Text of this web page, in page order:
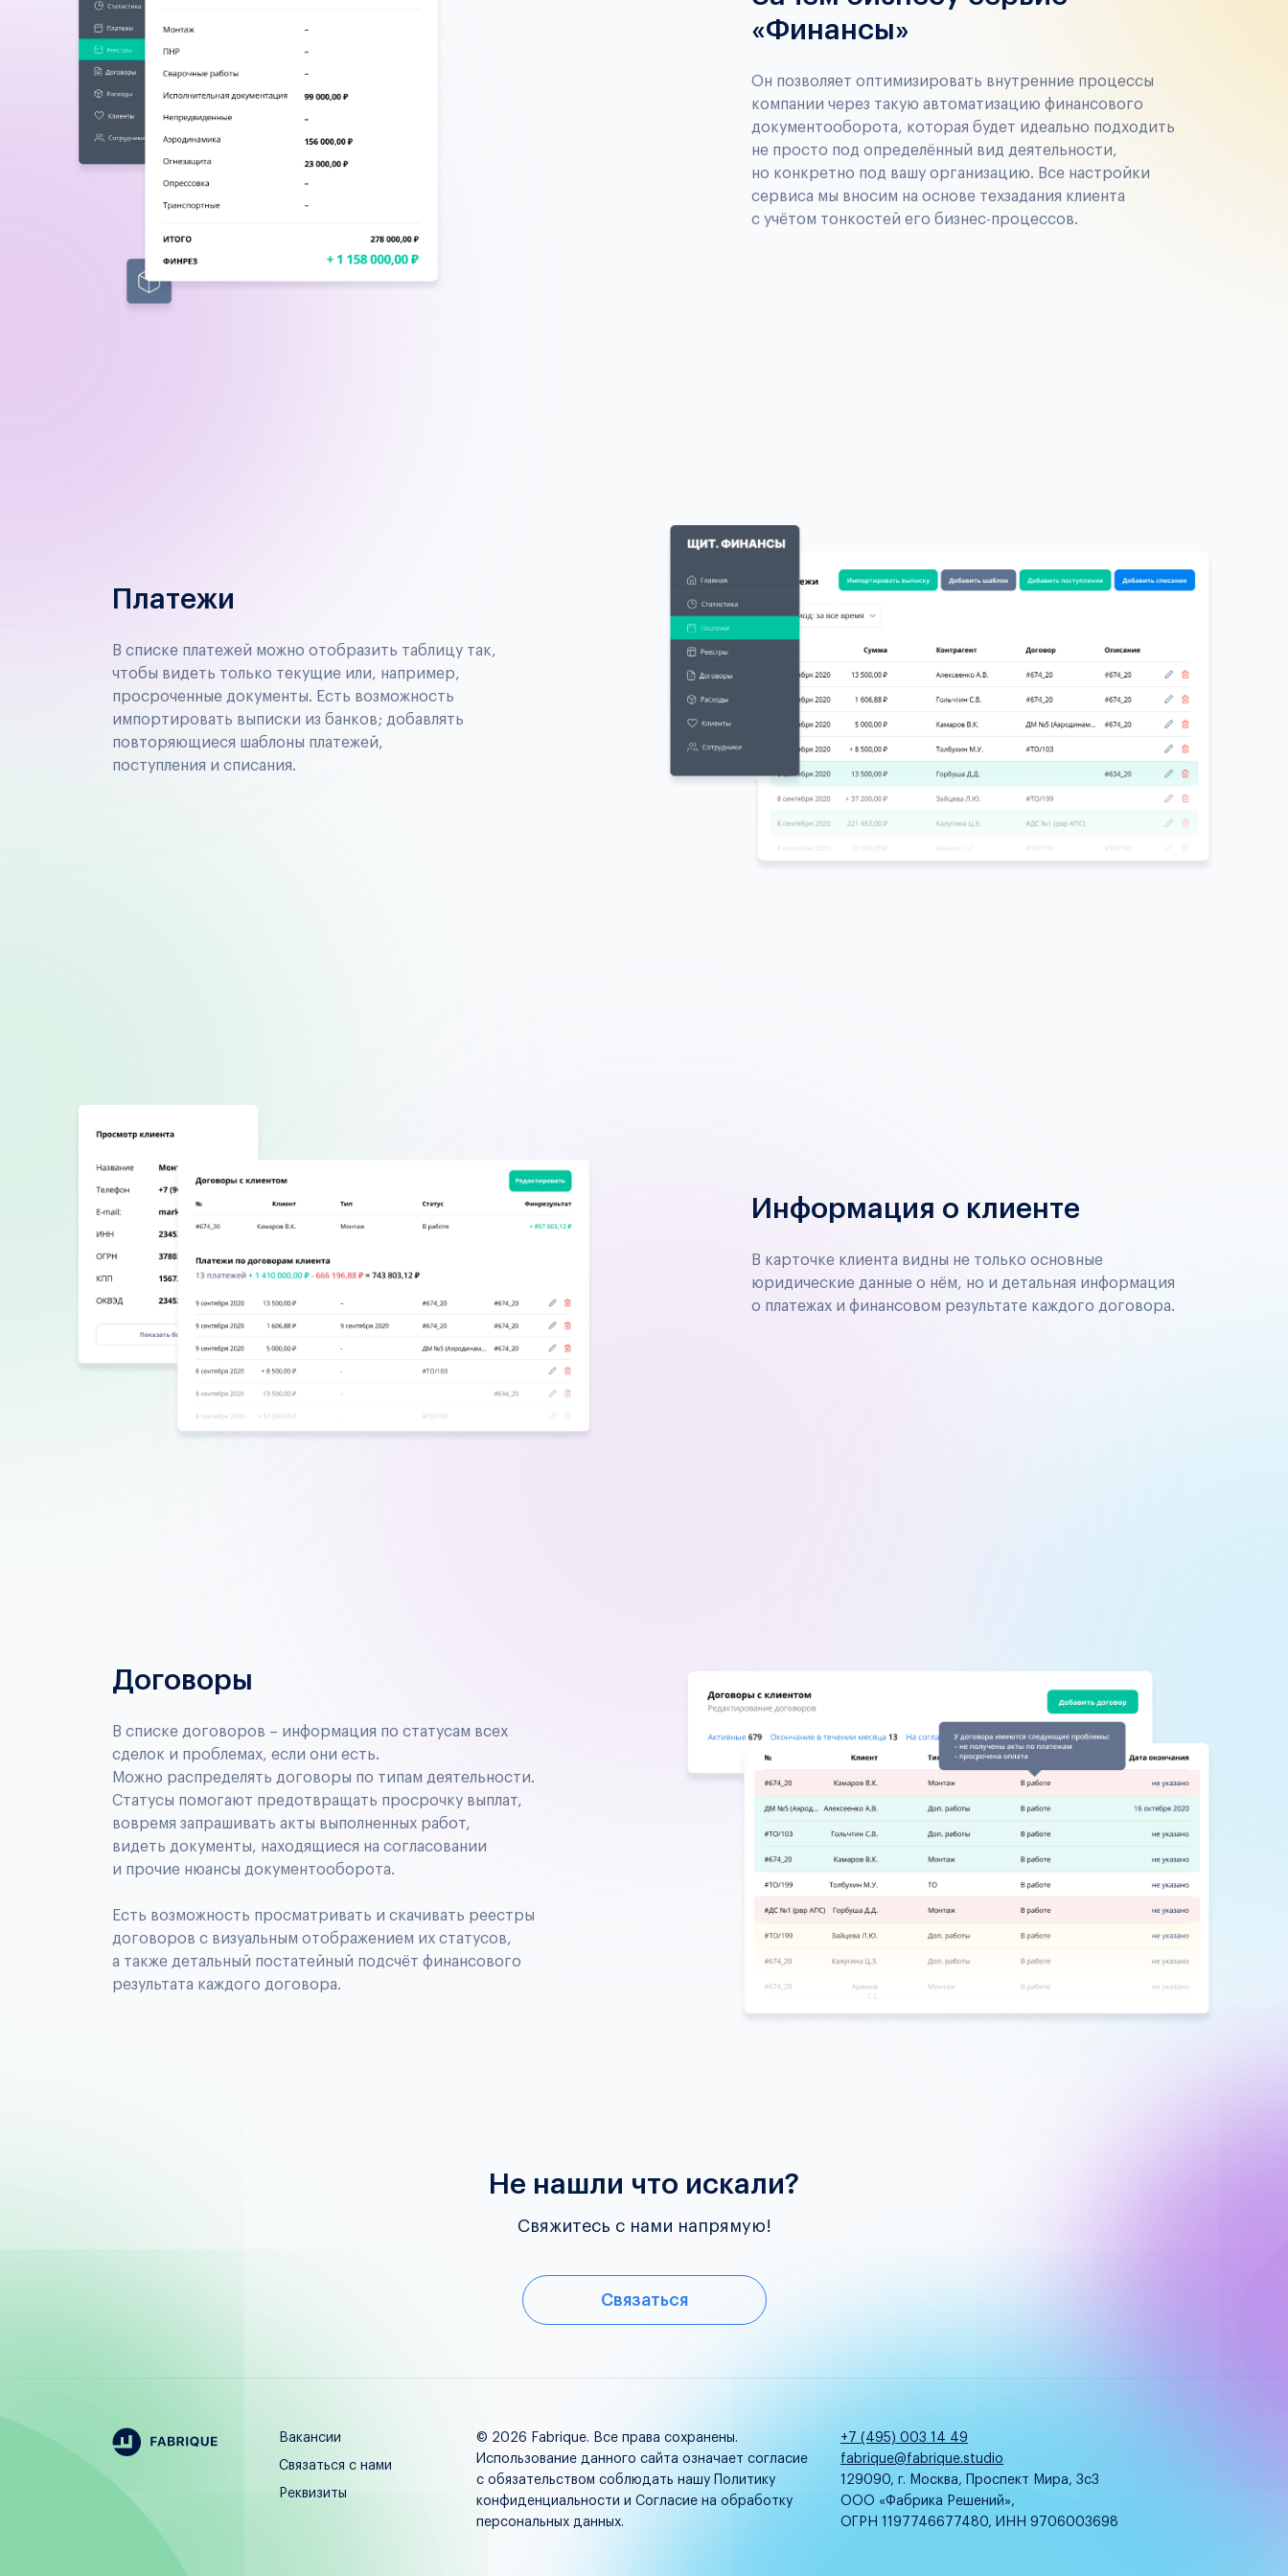
«Финансы»
Он позволяет оптимизировать внутренние процессы
компании через такую автоматизацию финансового
документооборота, которая будет идеально подходить
не просто под определённый вид деятельности,
но конкретно под вашу организацию. Все настройки
сервиса мы вносим на основе техзадания клиента
с учётом тонкостей его бизнес-процессов.
Платежи
В списке платежей можно отобразить таблицу так,
чтобы видеть только текущие или, например,
просроченные документы. Есть возможность
импортировать выписки из банков; добавлять
повторяющиеся шаблоны платежей,
поступления и списания.
Информация о клиенте
В карточке клиента видны не только основные
юридические данные о нём, но и детальная информация
о платежах и финансовом результате каждого договора.
Договоры
В списке договоров – информация по статусам всех
сделок и проблемах, если они есть.
Можно распределять договоры по типам деятельности.
Статусы помогают предотвращать просрочку выплат,
вовремя запрашивать акты выполненных работ,
видеть документы, находящиеся на согласовании
и прочие нюансы документооборота.
Есть возможность просматривать и скачивать реестры
договоров с визуальным отображением их статусов,
а также детальный постатейный подсчёт финансового
результата каждого договора.
Не нашли что искали?
Свяжитесь с нами напрямую!
Связаться
Вакансии
Связаться с нами
Реквизиты
© 2026 Fabrique. Все права сохранены.
Использование данного сайта означает согласие
с обязательством соблюдать нашу Политику
конфиденциальности и Согласие на обработку
персональных данных.
+7 (495) 003 14 49
fabrique@fabrique.studio
129090, г. Москва, Проспект Мира, 3с3
ООО «Фабрика Решений»,
ОГРН 1197746677480, ИНН 9706003698